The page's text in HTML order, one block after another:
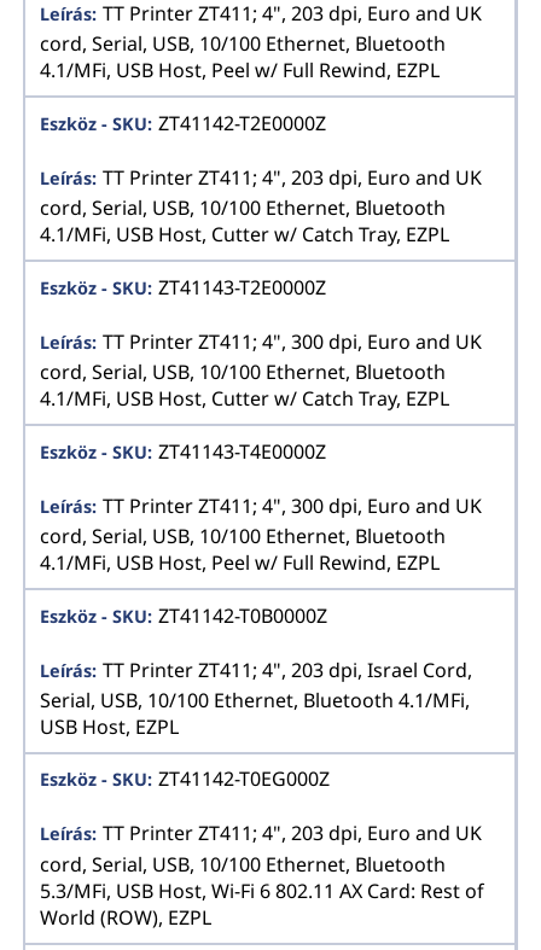
TT Printer ZT411; 4", 203 dpi, Euro and UK
cord, Serial, USB, 10/100 Ethernet, Bluetooth
4.1/MFi, USB Host, Peel w/ Full Rewind, EZPL
ZT41142-T2E0000Z
TT Printer ZT411; 4", 203 dpi, Euro and UK
cord, Serial, USB, 10/100 Ethernet, Bluetooth
4.1/MFi, USB Host, Cutter w/ Catch Tray, EZPL
ZT41143-T2E0000Z
TT Printer ZT411; 4", 300 dpi, Euro and UK
cord, Serial, USB, 10/100 Ethernet, Bluetooth
4.1/MFi, USB Host, Cutter w/ Catch Tray, EZPL
ZT41143-T4E0000Z
TT Printer ZT411; 4", 300 dpi, Euro and UK
cord, Serial, USB, 10/100 Ethernet, Bluetooth
4.1/MFi, USB Host, Peel w/ Full Rewind, EZPL
ZT41142-T0B0000Z
TT Printer ZT411; 4", 203 dpi, Israel Cord,
Serial, USB, 10/100 Ethernet, Bluetooth 4.1/MFi,
USB Host, EZPL
ZT41142-T0EG000Z
TT Printer ZT411; 4", 203 dpi, Euro and UK
cord, Serial, USB, 10/100 Ethernet, Bluetooth
5.3/MFi, USB Host, Wi-Fi 6 802.11 AX Card: Rest of
World (ROW), EZPL